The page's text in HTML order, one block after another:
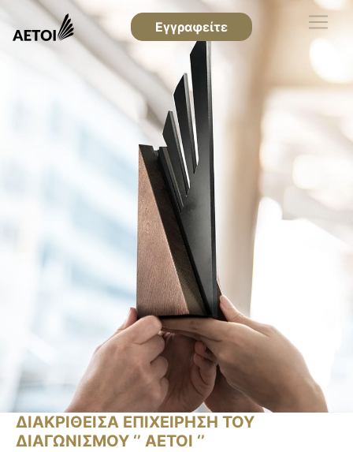
Εγγραφείτε
ΔΙΑΚΡΙΘΕΙΣΑ ΕΠΙΧΕΙΡΗΣΗ ΤΟΥ
ΔΙΑΓΩΝΙΣΜΟΥ ‘’ ΑΕΤΟΙ ‘’